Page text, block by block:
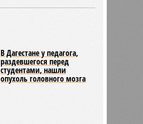
В Дагестане у педагога,
раздевшегося перед
студентами, нашли
опухоль головного мозга